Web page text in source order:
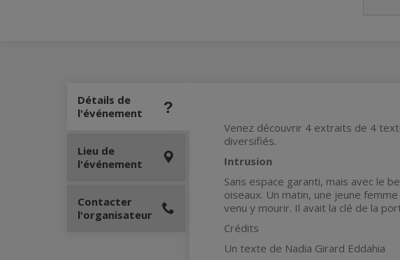
Détails de
l'événement
Venez découvrir 4 extraits de 4
diversifiés.
Intrusion
Sans espace garanti, mais avec le
oiseaux. Un matin, une jeune
venu y mourir. Il avait la clé de la
Crédits
Un texte de Nadia Girard Eddahia
Lieu de
l'événement
Contacter
l'organisateur